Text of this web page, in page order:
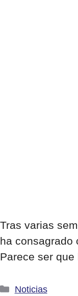
Tras varias
ha consagrado
Parece ser
Categorías
Noticias